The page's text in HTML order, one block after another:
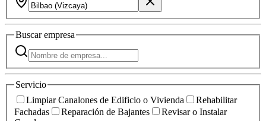
Buscarempresa
Servicio
Limpiar Canalones de Edificio o Vivienda
Rehabilitar
Fachadas
Reparación de Bajantes
Revisar o Instalar